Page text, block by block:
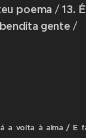
poema/13.
gente /
a volta à alma / E